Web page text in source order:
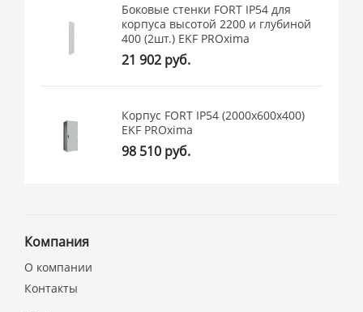
Боковые стенки FORT IP54 для
корпуса высотой 2200 и глубиной
400 (2шт.) EKF PROxima
21 902 руб.
Корпус FORT IP54 (2000x600x400)
EKF PROxima
98 510 руб.
Компания
О компании
Контакты